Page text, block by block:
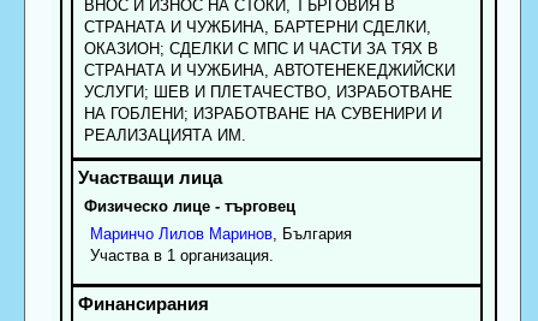
ВНОС И ИЗНОС НА СТОКИ, ТЪРГОВИЯ В
СТРАНАТА И ЧУЖБИНА, БАРТЕРНИ СДЕЛКИ,
ОКАЗИОН; СДЕЛКИ С МПС И ЧАСТИ ЗА ТЯХ В
СТРАНАТА И ЧУЖБИНА, АВТОТЕНЕКЕДЖИЙСКИ
УСЛУГИ; ШЕВ И ПЛЕТАЧЕСТВО, ИЗРАБОТВАНЕ
НА ГОБЛЕНИ; ИЗРАБОТВАНЕ НА СУВЕНИРИ И
РЕАЛИЗАЦИЯТА ИМ.
Физическо лице - търговец
Маринчо Лилов Маринов, България
Участва в 1 организация.